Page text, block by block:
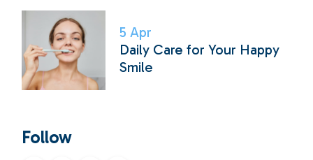
5 Apr
Daily Care for Your Happy
Smile
Follow